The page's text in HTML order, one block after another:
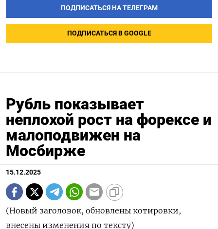
ПОДПИСАТЬСЯ НА ТЕЛЕГРАМ
ПОДПИСАТЬСЯ В GOOGLE
Рубль показывает
неплохой рост на форексе и
малоподвижен на
Мосбирже
15.12.2025
(Новый заголовок, обновлены котировки,
внесены изменения по тексту)